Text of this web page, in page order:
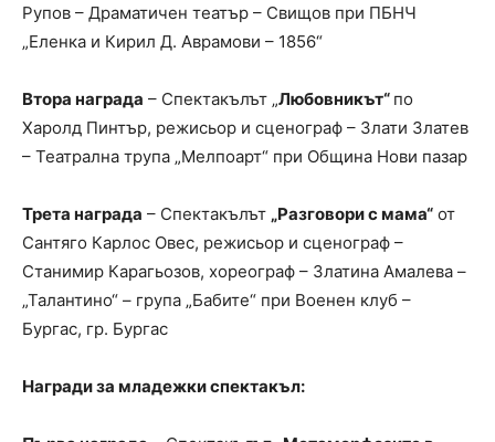
Рупов – Драматичен театър – Свищов при ПБНЧ
„Еленка и Кирил Д. Аврамови – 1856“
Втора награда – Спектакълът „Любовникът“ по
Харолд Пинтър, режисьор и сценограф – Злати Златев
– Театрална трупа „Мелпоарт“ при Община Нови пазар
Трета награда – Спектакълът „Разговори с мама“ от
Сантяго Карлос Овес, режисьор и сценограф –
Станимир Карагьозов, хореограф – Златина Амалева –
„Талантино“ – група „Бабите“ при Военен клуб –
Бургас, гр. Бургас
Награди за младежки спектакъл: